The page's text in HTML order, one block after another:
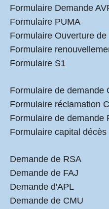
Formulaire Demande
Formulaire PUMA
Formulaire Ouverture de
Formulaire
Formulaire S1
Formulaire de demande
Formulaire réclamation
Formulaire de demande
Formulaire capital décès
Demande de RSA
Demande de FAJ
Demande d'APL
Demande de CMU